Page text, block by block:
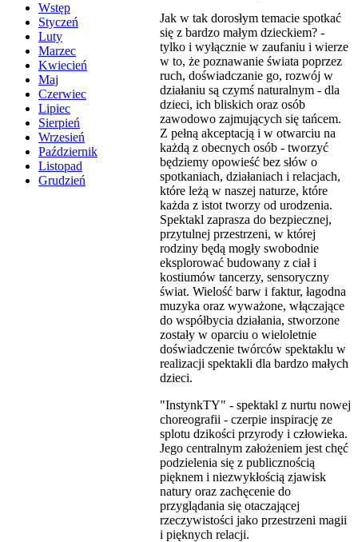
Wstęp
Styczeń
Luty
Marzec
Kwiecień
Maj
Czerwiec
Lipiec
Sierpień
Wrzesień
Październik
Listopad
Grudzień
Jak w tak dorosłym temacie spotkać
się z bardzo małym dzieckiem? -
tylko i wyłącznie w zaufaniu i wierze
w to, że poznawanie świata poprzez
ruch, doświadczanie go, rozwój w
działaniu są czymś naturalnym - dla
dzieci, ich bliskich oraz osób
zawodowo zajmujących się tańcem.
Z pełną akceptacją i w otwarciu na
każdą z obecnych osób - tworzyć
będziemy opowieść bez słów o
spotkaniach, działaniach i relacjach,
które leżą w naszej naturze, które
każda z istot tworzy od urodzenia.
Spektakl zaprasza do bezpiecznej,
przytulnej przestrzeni, w której
rodziny będą mogły swobodnie
eksplorować budowany z ciał i
kostiumów tancerzy, sensoryczny
świat. Wielość barw i faktur, łagodna
muzyka oraz wyważone, włączające
do współbycia działania, stworzone
zostały w oparciu o wieloletnie
doświadczenie twórców spektaklu w
realizacji spektakli dla bardzo małych
dzieci.
"InstynkTY" - spektakl z nurtu nowej
choreografii - czerpie inspirację ze
splotu dzikości przyrody i człowieka.
Jego centralnym założeniem jest chęć
podzielenia się z publicznością
pięknem i niezwykłością zjawisk
natury oraz zachęcenie do
przyglądania się otaczającej
rzeczywistości jako przestrzeni magii
i pięknych relacji.